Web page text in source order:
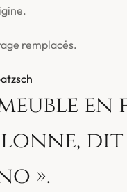
remplacés.
en
dit
».